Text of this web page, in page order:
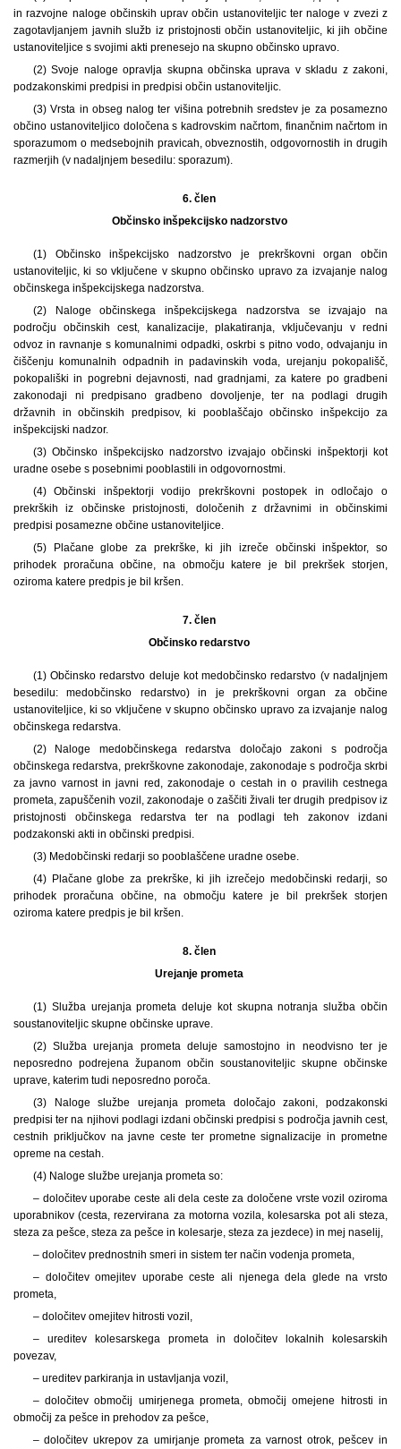
in razvojne naloge občinskih uprav občin ustanoviteljic ter naloge v zvezi z
zagotavljanjem javnih služb iz pristojnosti občin ustanoviteljic, ki jih občine
ustanoviteljice s svojimi akti prenesejo na skupno občinsko upravo.
(2) Svoje naloge opravlja skupna občinska uprava v skladu z zakoni,
podzakonskimi predpisi in predpisi občin ustanoviteljic.
(3) Vrsta in obseg nalog ter višina potrebnih sredstev je za posamezno
občino ustanoviteljico določena s kadrovskim načrtom, finančnim načrtom in
sporazumom o medsebojnih pravicah, obveznostih, odgovornostih in drugih
razmerjih (v nadaljnjem besedilu: sporazum).
6. člen
Občinsko inšpekcijsko nadzorstvo
(1) Občinsko inšpekcijsko nadzorstvo je prekrškovni organ občin
ustanoviteljic, ki so vključene v skupno občinsko upravo za izvajanje nalog
občinskega inšpekcijskega nadzorstva.
(2) Naloge občinskega inšpekcijskega nadzorstva se izvajajo na
področju občinskih cest, kanalizacije, plakatiranja, vključevanju v redni
odvoz in ravnanje s komunalnimi odpadki, oskrbi s pitno vodo, odvajanju in
čiščenju komunalnih odpadnih in padavinskih voda, urejanju pokopališč,
pokopališki in pogrebni dejavnosti, nad gradnjami, za katere po gradbeni
zakonodaji ni predpisano gradbeno dovoljenje, ter na podlagi drugih
državnih in občinskih predpisov, ki pooblaščajo občinsko inšpekcijo za
inšpekcijski nadzor.
(3) Občinsko inšpekcijsko nadzorstvo izvajajo občinski inšpektorji kot
uradne osebe s posebnimi pooblastili in odgovornostmi.
(4) Občinski inšpektorji vodijo prekrškovni postopek in odločajo o
prekrških iz občinske pristojnosti, določenih z državnimi in občinskimi
predpisi posamezne občine ustanoviteljice.
(5) Plačane globe za prekrške, ki jih izreče občinski inšpektor, so
prihodek proračuna občine, na območju katere je bil prekršek storjen,
oziroma katere predpis je bil kršen.
7. člen
Občinsko redarstvo
(1) Občinsko redarstvo deluje kot medobčinsko redarstvo (v nadaljnjem
besedilu: medobčinsko redarstvo) in je prekrškovni organ za občine
ustanoviteljice, ki so vključene v skupno občinsko upravo za izvajanje nalog
občinskega redarstva.
(2) Naloge medobčinskega redarstva določajo zakoni s področja
občinskega redarstva, prekrškovne zakonodaje, zakonodaje s področja skrbi
za javno varnost in javni red, zakonodaje o cestah in o pravilih cestnega
prometa, zapuščenih vozil, zakonodaje o zaščiti živali ter drugih predpisov iz
pristojnosti občinskega redarstva ter na podlagi teh zakonov izdani
podzakonski akti in občinski predpisi.
(3) Medobčinski redarji so pooblaščene uradne osebe.
(4) Plačane globe za prekrške, ki jih izrečejo medobčinski redarji, so
prihodek proračuna občine, na območju katere je bil prekršek storjen
oziroma katere predpis je bil kršen.
8. člen
Urejanje prometa
(1) Služba urejanja prometa deluje kot skupna notranja služba občin
soustanoviteljic skupne občinske uprave.
(2) Služba urejanja prometa deluje samostojno in neodvisno ter je
neposredno podrejena županom občin soustanoviteljic skupne občinske
uprave, katerim tudi neposredno poroča.
(3)
Naloge službe urejanja prometa določajo zakoni, podzakonski
predpisi ter na njihovi podlagi izdani občinski predpisi s področja javnih cest,
cestnih priključkov na javne ceste ter prometne signalizacije in prometne
opreme na cestah.
(4) Naloge službe urejanja prometa so:
– določitev uporabe ceste ali dela ceste za določene vrste vozil oziroma
uporabnikov (cesta, rezervirana za motorna vozila, kolesarska pot ali steza,
steza za pešce, steza za pešce in kolesarje, steza za jezdece) in mej naselij,
– določitev prednostnih smeri in sistem ter način vodenja prometa,
– določitev omejitev uporabe ceste ali njenega dela glede na vrsto
prometa,
– določitev omejitev hitrosti vozil,
– ureditev kolesarskega prometa in določitev lokalnih kolesarskih
povezav,
– ureditev parkiranja in ustavljanja vozil,
– določitev območij umirjenega prometa, območij omejene hitrosti in
območij za pešce in prehodov za pešce,
– določitev ukrepov za umirjanje prometa za varnost otrok, pešcev in